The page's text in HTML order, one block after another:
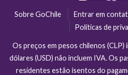
Sobre GoChile Entrar em
Políticas de
Os preços em pesos chilenos (CLP)
dólares (USD) não incluem IVA. Os
residentes estão isentos do